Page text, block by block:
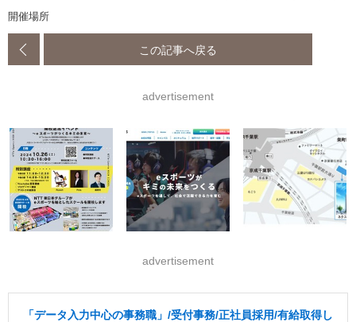
開催場所
この記事へ戻る
advertisement
advertisement
「データ入力中心の事務職」/受付事務/正社員採用/有給取得し